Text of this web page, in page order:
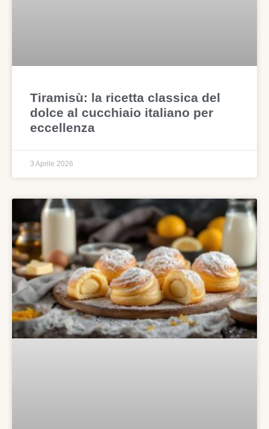
Tiramisù: la ricetta classica del
dolce al cucchiaio italiano per
eccellenza
3 Aprile 2026